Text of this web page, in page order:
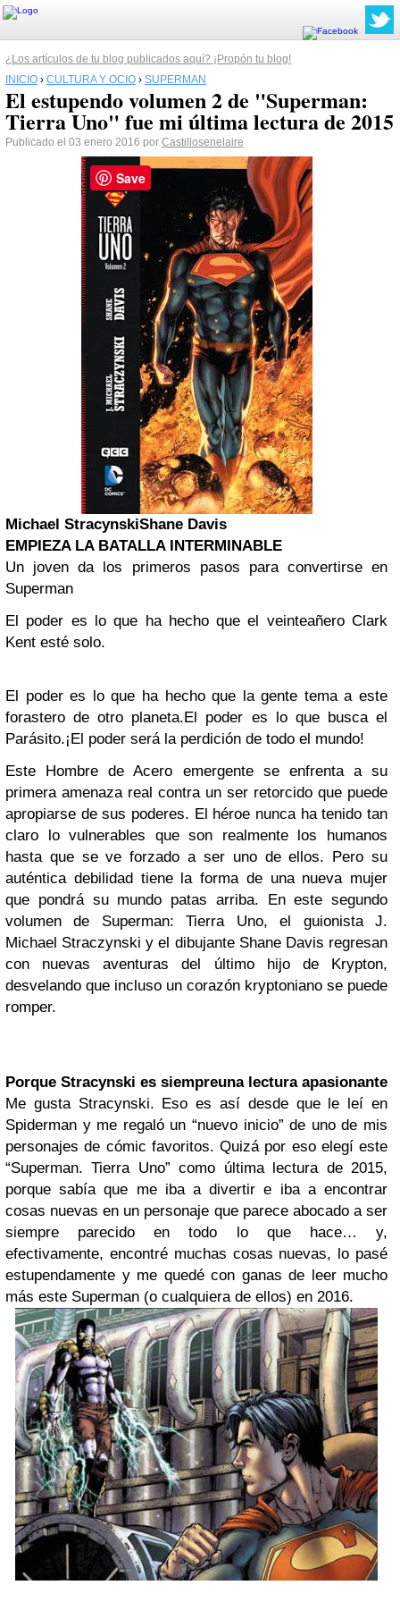
¿Los artículos de tu blog publicados aquí? ¡Propón tu blog!
INICIO › CULTURA Y OCIO › SUPERMAN
El estupendo volumen 2 de "Superman:
Tierra Uno" fue mi última lectura de 2015
Publicado el 03 enero 2016 por Castillosenelaire
Michael StracynskiShane Davis
EMPIEZA LA BATALLA INTERMINABLE
Un joven da los primeros pasos para convertirse en
Superman
El poder es lo que ha hecho que el veinteañero Clark
Kent esté solo.
El poder es lo que ha hecho que la gente tema a este
forastero de otro planeta.El poder es lo que busca el
Parásito.¡El poder será la perdición de todo el mundo!
Este Hombre de Acero emergente se enfrenta a su
primera amenaza real contra un ser retorcido que puede
apropiarse de sus poderes. El héroe nunca ha tenido tan
claro lo vulnerables que son realmente los humanos
hasta que se ve forzado a ser uno de ellos. Pero su
auténtica debilidad tiene la forma de una nueva mujer
que pondrá su mundo patas arriba. En este segundo
volumen de Superman: Tierra Uno, el guionista J.
Michael Straczynski y el dibujante Shane Davis regresan
con nuevas aventuras del último hijo de Krypton,
desvelando que incluso un corazón kryptoniano se puede
romper.
Porque Stracynski es siempreuna lectura apasionante
Me gusta Stracynski. Eso es así desde que le leí en
Spiderman y me regaló un “nuevo inicio” de uno de mis
personajes de cómic favoritos. Quizá por eso elegí este
“Superman. Tierra Uno” como última lectura de 2015,
porque sabía que me iba a divertir e iba a encontrar
cosas nuevas en un personaje que parece abocado a ser
siempre parecido en todo lo que hace… y,
efectivamente, encontré muchas cosas nuevas, lo pasé
estupendamente y me quedé con ganas de leer mucho
más este Superman (o cualquiera de ellos) en 2016.
Save